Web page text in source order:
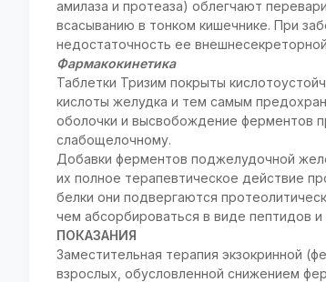
амилаза и протеаза) облегчают
всасыванию в тонком кишечнике. При
недостаточность ее
Фармакокинетика
Таблетки Тризим покрыты
кислоты желудка и тем самым
оболочки и высвобождение ферментов
слабощелочному.
Добавки ферментов поджелудочной
их полное терапевтическое действие
белки они подвергаются
чем абсорбироваться в виде пептидов и
ПОКАЗАНИЯ
Заместительная терапия экзокринной
взрослых, обусловленной снижением